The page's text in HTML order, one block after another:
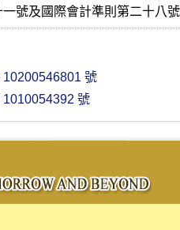
一號及國際會計準則第二十八
號
號